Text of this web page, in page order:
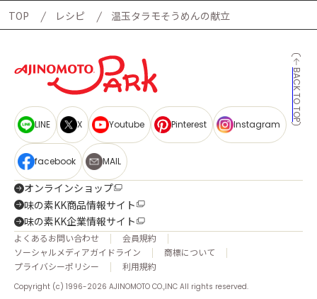
TOP レシピ 温玉タラモそうめんの献立
BACK TO TOP
LINE X Youtube Pinterest Instagram
facebook MAIL
オンラインショップ
味の素KK商品情報サイト
味の素KK企業情報サイト
よくあるお問い合わせ
会員規約
ソーシャルメディアガイドライン
商標について
プライバシーポリシー
利用規約
Copyright (c) 1996-2026 AJINOMOTO CO.,INC All rights reserved.